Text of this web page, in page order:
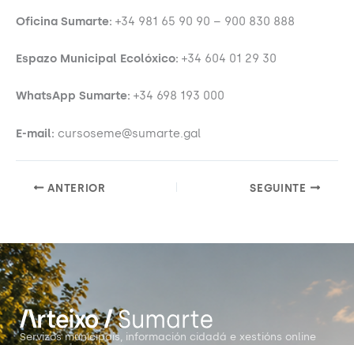
Oficina Sumarte: +34 981 65 90 90 – 900 830 888
Espazo Municipal Ecolóxico: +34 604 01 29 30
WhatsApp Sumarte: +34 698 193 000
E-mail: cursoseme@sumarte.gal
ANTERIOR SEGUINTE
Servizos municipais, información cidadá e xestións online